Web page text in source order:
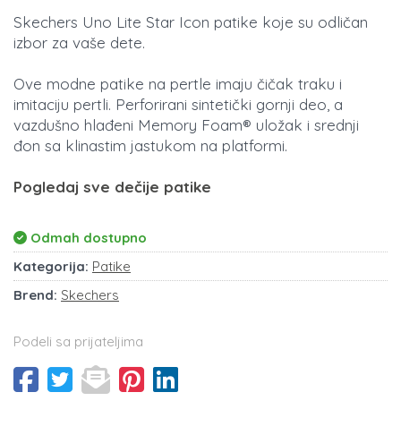
Skechers Uno Lite Star Icon patike koje su odličan
izbor za vaše dete.
Ove modne patike na pertle imaju čičak traku i
imitaciju pertli. Perforirani sintetički gornji deo, a
vazdušno hlađeni Memory Foam® uložak i srednji
đon sa klinastim jastukom na platformi.
Pogledaj sve dečije patike
Odmah dostupno
Kategorija: Patike
Brend: Skechers
Podeli sa prijateljima